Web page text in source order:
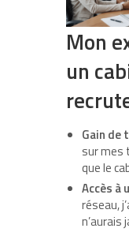
Mon
un
Gain de
sur mes
que le
Accès à
réseau,